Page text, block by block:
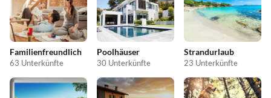
Familienfreundlich
63 Unterkünfte
Poolhäuser
30 Unterkünfte
Strandurlaub
23 Unterkünfte